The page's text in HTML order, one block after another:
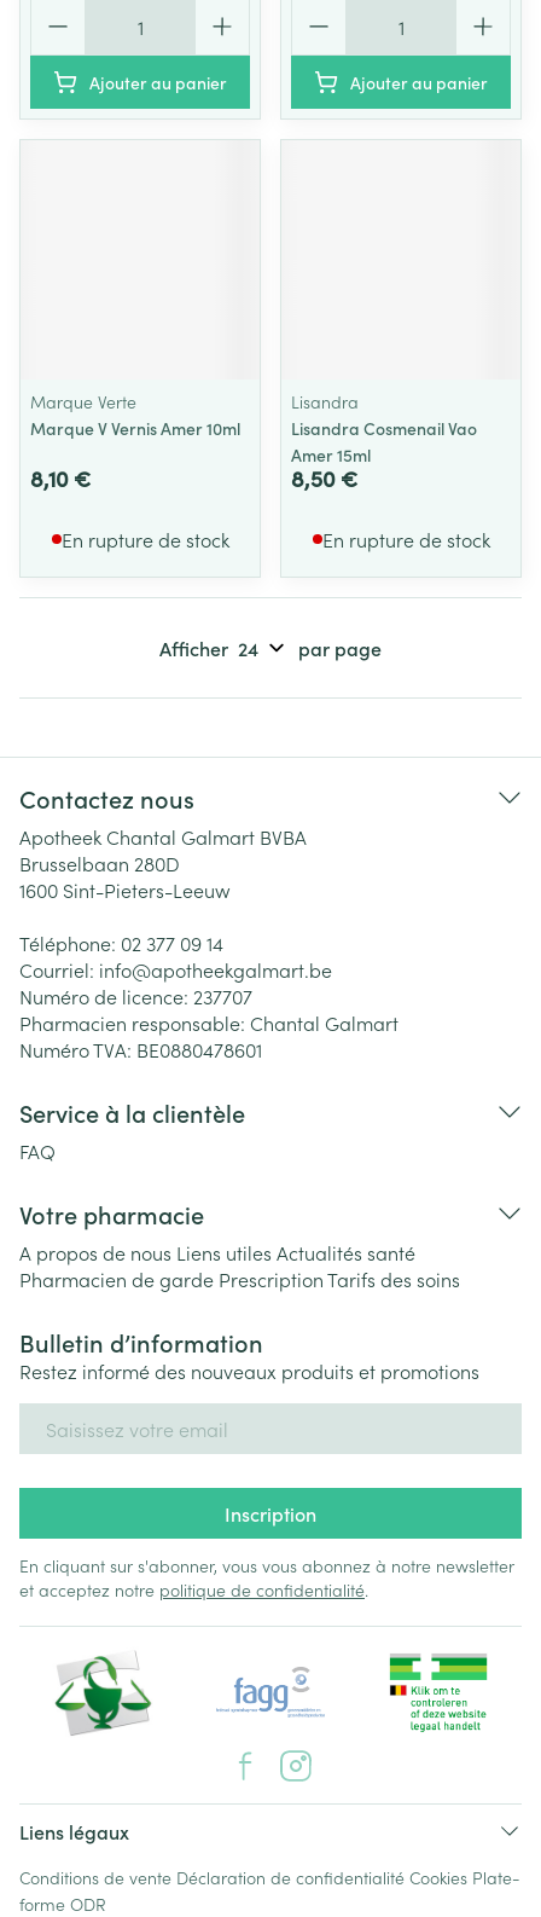
Ajouter au panier Ajouter au panier
Marque Verte
Marque V Vernis Amer 10ml
8,10 €
En rupture de stock
Lisandra
Lisandra Cosmenail Vao
Amer 15ml
8,50 €
En rupture de stock
Afficher par page
Contactez nous
Apotheek Chantal Galmart BVBA
Brusselbaan 280D
1600 Sint-Pieters-Leeuw
Téléphone: 02 377 09 14
Courriel: info@apotheekgalmart.be
Numéro de licence: 237707
Pharmacien responsable: Chantal Galmart
Numéro TVA: BE0880478601
Service à la clientèle
FAQ
Votre pharmacie
A propos de nous Liens utiles Actualités santé
Pharmacien de garde PrescriptionTarifs des soins
Bulletin d’information
Restez informé des nouveaux produits et promotions
Inscription
En cliquant sur s'abonner, vous vous abonnez à notre newsletter
et acceptez notre politique de confidentialité.
Liens légaux
Conditions de vente Déclaration de confidentialité Cookies Plate-
forme ODR